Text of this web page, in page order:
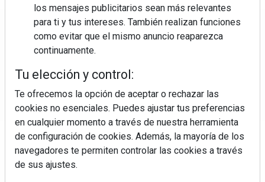
Regístrate y accede a contenidos
Correo electrónico
los mensajes publicitarios sean más relevantes
para ti y tus intereses. También realizan funciones
como evitar que el mismo anuncio reaparezca
continuamente.
Tu elección y control:
Te ofrecemos la opción de aceptar o rechazar las
cookies no esenciales. Puedes ajustar tus preferencias
en cualquier momento a través de nuestra herramienta
de configuración de cookies. Además, la mayoría de los
navegadores te permiten controlar las cookies a través
de sus ajustes.